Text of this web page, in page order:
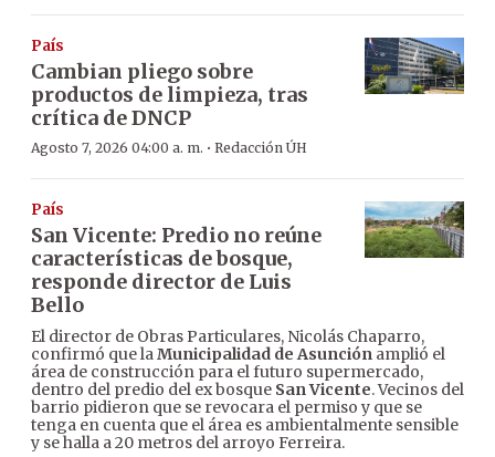
País
Cambian pliego sobre
productos de limpieza, tras
crítica de DNCP
Agosto 7, 2026 04:00 a. m. · Redacción ÚH
País
San Vicente: Predio no reúne
características de bosque,
responde director de Luis
Bello
El director de Obras Particulares, Nicolás Chaparro,
confirmó que laMunicipalidad de Asunción amplió el
área de construcción para el futuro supermercado,
dentro del predio del ex bosque San Vicente. Vecinos del
barrio pidieron que se revocara el permiso y que se
tenga en cuenta que el área es ambientalmente sensible
y se halla a 20 metros del arroyo Ferreira.